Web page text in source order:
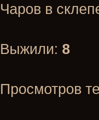
Чаров в
Выжили: 8
Просмотров